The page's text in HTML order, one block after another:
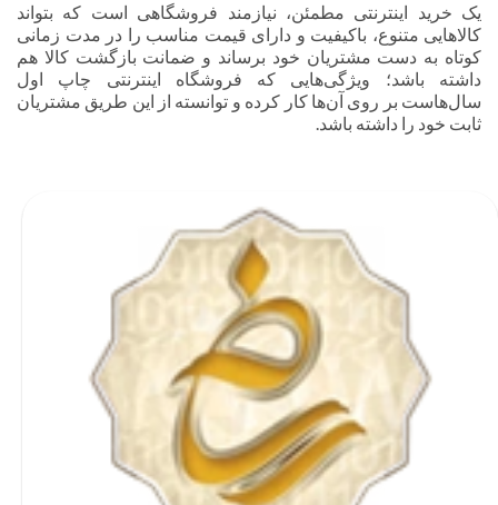
یک خرید اینترنتی مطمئن، نیازمند فروشگاهی است که بتواند
کالاهایی متنوع، باکیفیت و دارای قیمت مناسب را در مدت زمانی
کوتاه به دست مشتریان خود برساند و ضمانت بازگشت کالا هم
داشته باشد؛ ویژگی‌هایی که فروشگاه اینترنتی چاپ اول
سال‌هاست بر روی آن‌ها کار کرده و توانسته از این طریق مشتریان
ثابت خود را داشته باشد.